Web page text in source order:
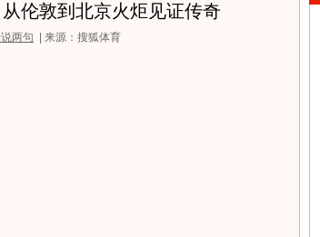
伦敦到北京火炬见证传奇
两句
| 来源：搜狐体育